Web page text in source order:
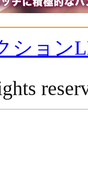
ション